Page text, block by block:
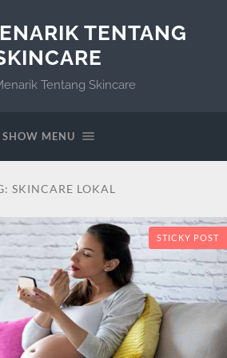
TENTANG
Tentang Skincare
SHOW MENU
SKINCARE LOKAL
STICKY POST